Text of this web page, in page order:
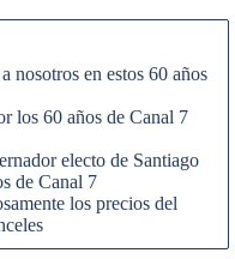
nosotros en estos 60 años
los 60 años de Canal 7
electo de Santiago
de Canal 7
los precios del